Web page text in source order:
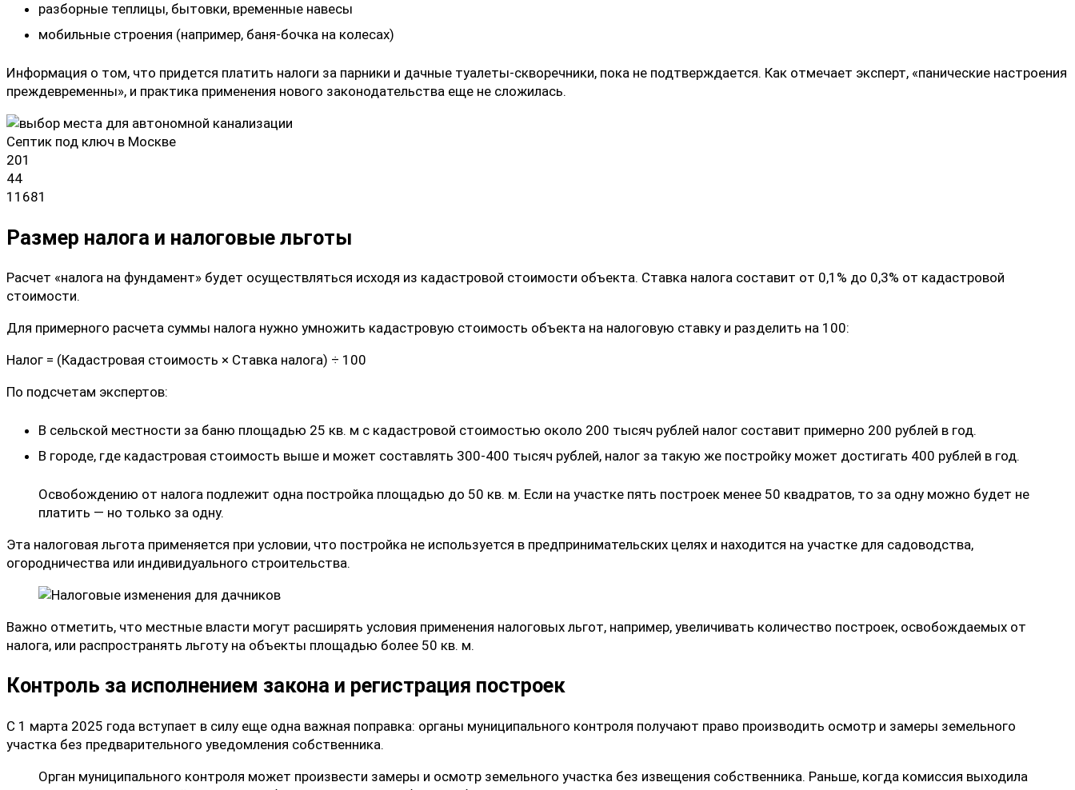
разборные теплицы, бытовки, временные навесы
мобильные строения (например, баня-бочка на колесах)
Информация о том, что придется платить налоги за парники и дачные туалеты-скворечники, пока не подтверждается. Как отмечает эксперт, «панические настроения
преждевременны», и практика применения нового законодательства еще не сложилась.
Септик под ключ в Москве
201
44
11681
Размер налога и налоговые льготы
Расчет «налога на фундамент» будет осуществляться исходя из кадастровой стоимости объекта. Ставка налога составит от 0,1% до 0,3% от кадастровой
стоимости.
Для примерного расчета суммы налога нужно умножить кадастровую стоимость объекта на налоговую ставку и разделить на 100:
Налог = (Кадастровая стоимость × Ставка налога) ÷ 100
По подсчетам экспертов:
В сельской местности за баню площадью 25 кв. м с кадастровой стоимостью около 200 тысяч рублей налог составит примерно 200 рублей в год.
В городе, где кадастровая стоимость выше и может составлять 300-400 тысяч рублей, налог за такую же постройку может достигать 400 рублей в год.
Освобождению от налога подлежит одна постройка площадью до 50 кв. м. Если на участке пять построек менее 50 квадратов, то за одну можно будет не
платить — но только за одну.
Эта налоговая льгота применяется при условии, что постройка не используется в предпринимательских целях и находится на участке для садоводства,
огородничества или индивидуального строительства.
Важно отметить, что местные власти могут расширять условия применения налоговых льгот, например, увеличивать количество построек, освобождаемых от
налога, или распространять льготу на объекты площадью более 50 кв. м.
Контроль за исполнением закона и регистрация построек
С 1 марта 2025 года вступает в силу еще одна важная поправка: органы муниципального контроля получают право производить осмотр и замеры земельного
участка без предварительного уведомления собственника.
Орган муниципального контроля может произвести замеры и осмотр земельного участка без извещения собственника. Раньше, когда комиссия выходила